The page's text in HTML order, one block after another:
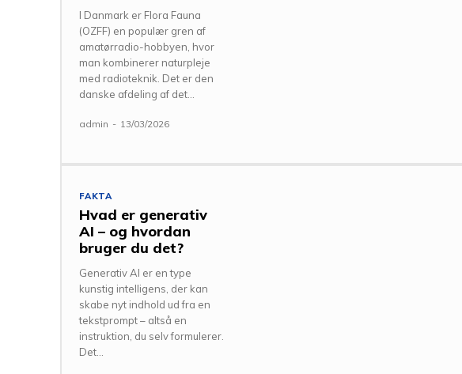
I Danmark er Flora Fauna
(OZFF) en populær gren af
amatørradio-hobbyen, hvor
man kombinerer naturpleje
med radioteknik. Det er den
danske afdeling af det...
admin - 13/03/2026
FAKTA
Hvad er generativ
AI – og hvordan
bruger du det?
Generativ AI er en type
kunstig intelligens, der kan
skabe nyt indhold ud fra en
tekstprompt – altså en
instruktion, du selv formulerer.
Det...